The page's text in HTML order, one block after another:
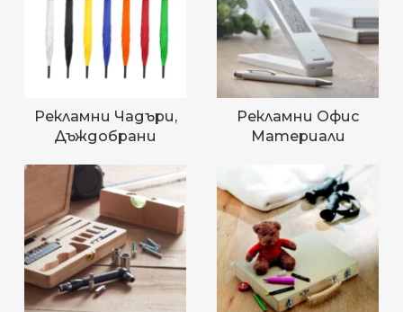
Рекламни Чадъри,
Дъждобрани
Рекламни Офис
Материали